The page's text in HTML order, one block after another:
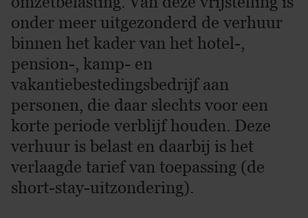
onder meer uitgezonderd de verhuur
binnen het kader van het hotel-,
pension-, kamp- en
vakantiebestedingsbedrijf aan
personen, die daar slechts voor een
korte periode verblijf houden. Deze
verhuur is belast en daarbij is het
verlaagde tarief van toepassing (de
short-stay-uitzondering).